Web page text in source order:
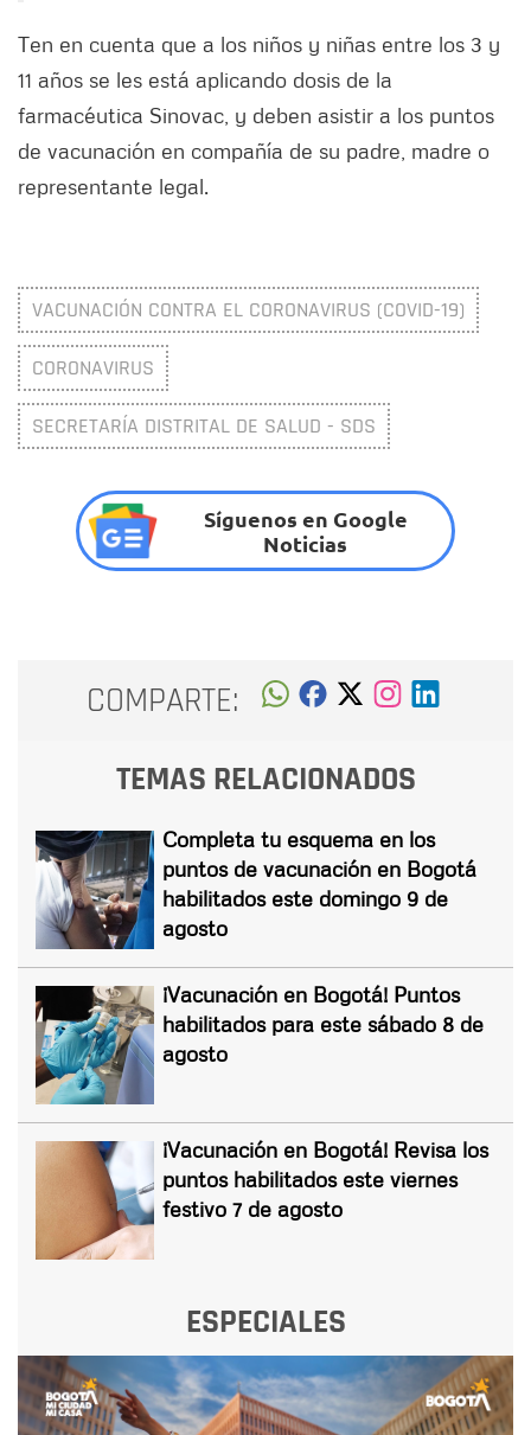
Ten en cuenta que a los niños y niñas entre los 3 y
11 años se les está aplicando dosis de la
farmacéutica Sinovac, y deben asistir a los puntos
de vacunación en compañía de su padre, madre o
representante legal.
VACUNACIÓN CONTRA EL CORONAVIRUS (COVID-19)
CORONAVIRUS
SECRETARÍA DISTRITAL DE SALUD - SDS
Síguenos en Google
Noticias
COMPARTE:
TEMAS RELACIONADOS
Completa tu esquema en los
puntos de vacunación en Bogotá
habilitados este domingo 9 de
agosto
¡Vacunación en Bogotá! Puntos
habilitados para este sábado 8 de
agosto
¡Vacunación en Bogotá! Revisa los
puntos habilitados este viernes
festivo 7 de agosto
ESPECIALES